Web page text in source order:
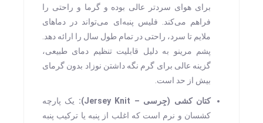
برای هوای سردتر عالی بوده و گرما و راحتی را
فراهم می‌کند. فلیس پنبه‌ای می‌تواند در دماهای
ملایم تا سرد، راحتی در تمام طول سال را ارائه دهد.
پشم مرینو به دلیل قابلیت تنظیم دمای طبیعی،
گزینه عالی برای گرم نگه داشتن نوزاد بدون گرمای
بیش از حد است.
کتان کشی (جِرسی – Jersey Knit):
یک پارچه
کشسان و نرم است که اغلب از پنبه یا ترکیب پنبه